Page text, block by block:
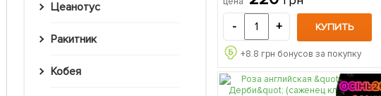
Цеанотус
Ракитник
Кобея
- + КУПИТЬ
+8.8 грн бонусов за покупку